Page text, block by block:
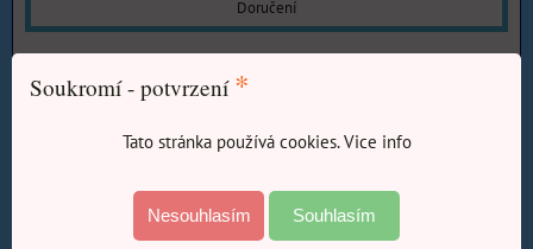
Doručení
Více z kategorie
E-SHOP Barvy-Laky Stavební a kotevní chemie
Soukromí - potvrzení *
Tato stránka používá cookies. Vice info
Nesouhlasím Souhlasím